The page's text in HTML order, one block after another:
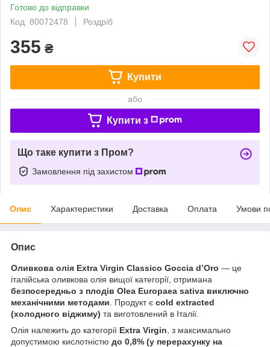
Готово до відправки
Код: 80072478
Роздріб
355 ₴
Купити
або
Купити з
Що таке купити з Пром?
Замовлення під захистом
Опис Характеристики Доставка Оплата Умови
Опис
Оливкова олія Extra Virgin Classico Goccia d’Oro — це
італійська оливкова олія вищої категорії, отримана
безпосередньо з плодів Olea Europaea sativa виключно
механічними методами . Продукт є cold extracted
(холодного віджиму) та виготовлений в Італії.
Олія належить до категорії Extra Virgin , з максимально
допустимою кислотністю до 0,8% (у перерахунку на